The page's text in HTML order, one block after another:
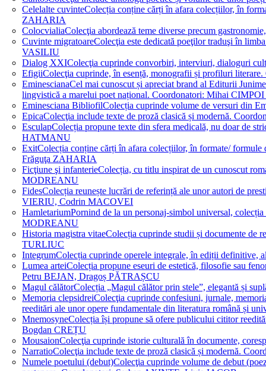
Celelalte cuvinteColecția conține cărți în afara colecțiilor, în
ZAHARIA
ColocvialiaColecţia abordează teme diverse precum
Cuvinte migratoareColecţia este dedicată poeţilor traduşi în
VASILIU
Dialog XXIColecţia cuprinde convorbiri, interviuri, dialoguri
EfigiiColecţia cuprinde, în esență, monografii și profiluri
EminescianaCel mai cunoscut și apreciat brand al Editurii
lingvistică a marelui poet național. Coordonatori: Mihai
Eminesciana BibliofilColecția cuprinde volume de versuri din
EpicaColecţia include texte de proză clasică și modernă.
EsculapColecția propune texte din sfera medicală, nu doar de
HATMANU
ExitColecția conține cărți în afara colecțiilor, în formate/
Frăguţa ZAHARIA
Ficţiune şi infanterieColecția, cu titlu inspirat de un cunoscut
MODREANU
FidesColecția reunește lucrări de referință ale unor autori de
VIERIU, Codrin MACOVEI
HamletariumPornind de la un personaj-simbol universal,
MODREANU
Historia magistra vitaeColecția cuprinde studii și documente
TURLIUC
IntegrumColecția cuprinde operele integrale, în ediții
Lumea arteiColecția propune eseuri de estetică, filosofie sau
Petru BEJAN, Dragoș PĂTRAȘCU
Magul călătorColecția „Magul călător prin stele”, elegantă și
Memoria clepsidreiColecţia cuprinde confesiuni, jurnale,
reeditări ale unor opere fundamentale din literatura română și
MnemosyneColecția își propune să ofere publicului cititor
Bogdan CREȚU
MousaionColecţia cuprinde istorie culturală în documente,
NarratioColecţia include texte de proză clasică și modernă.
Numele poetului (debut)Colecţia cuprinde volume de debut